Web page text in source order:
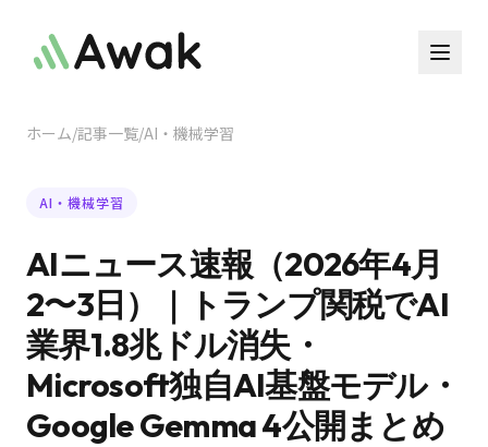
ホーム/記事一覧/AI・機械学習
AI・機械学習
AIニュース速報（2026年4月
2〜3日）｜トランプ関税でAI
業界1.8兆ドル消失・
Microsoft独自AI基盤モデル・
Google Gemma 4公開まとめ